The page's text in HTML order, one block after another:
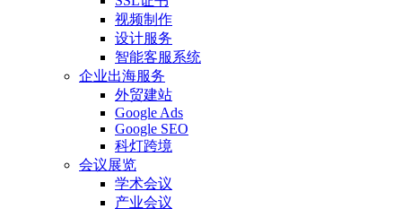
视频制作
设计服务
智能客服系统
企业出海服务
外贸建站
Google Ads
Google SEO
科灯跨境
会议展览
学术会议
产业会议